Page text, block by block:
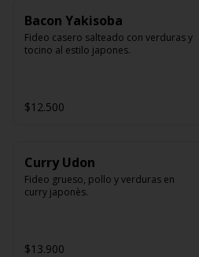
Bacon Yakisoba
Fideo casero salteado con verduras y
tocino al estilo japones.
$12.500
Curry Udon
Fideo grueso, pollo y verduras en
curry japonès.
$13.900